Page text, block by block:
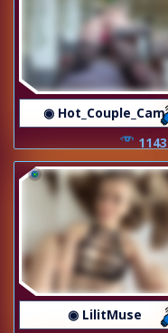
◉ Hot_Couple_Cam
1143
◉ LilitMuse